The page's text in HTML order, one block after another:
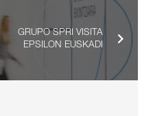
GRUPO SPRI VISITA
EPSILON EUSKADI